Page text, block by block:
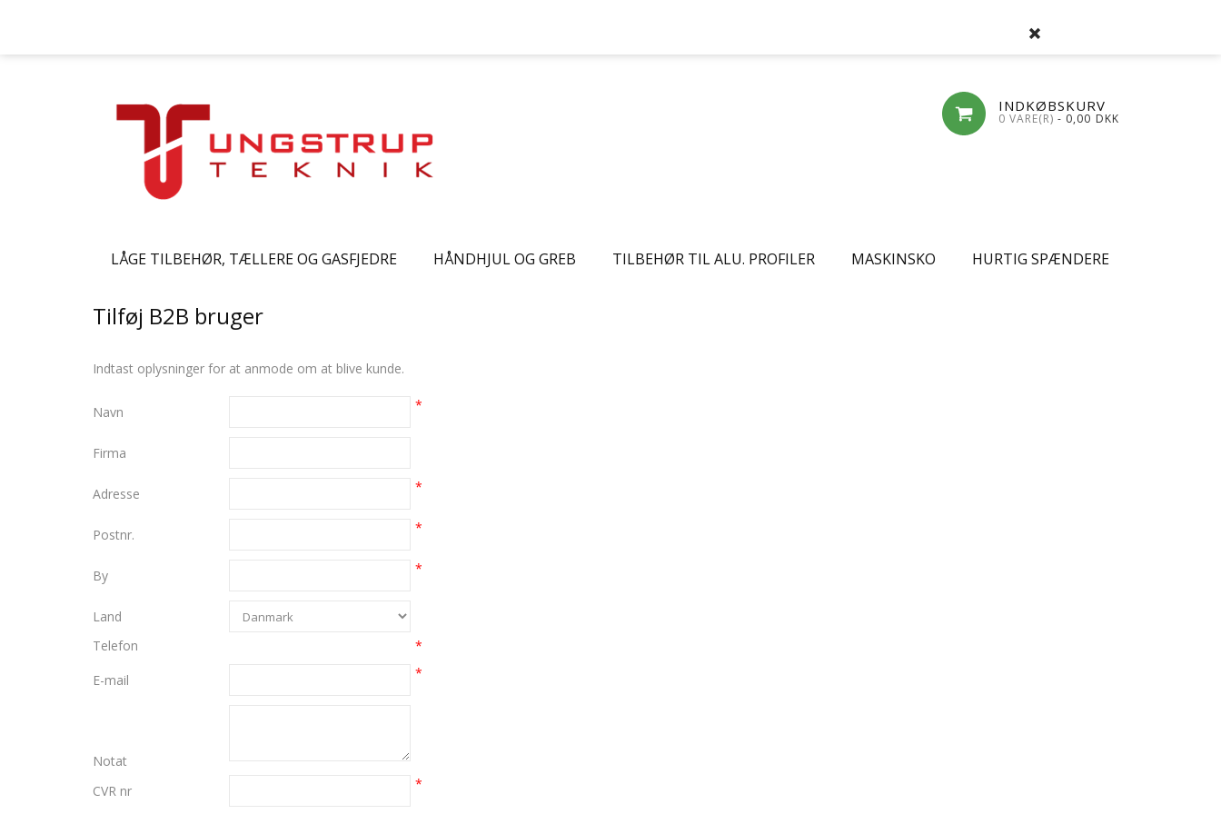
INDKØBSKURV
0 VARE(R) - 0,00 DKK
LÅGE TILBEHØR, TÆLLERE OG GASFJEDRE HÅNDHJUL OG GREB TILBEHØR TIL ALU. PROFILER MASKINSKO HURTIG SPÆNDERE
Tilføj B2B bruger
Indtast oplysninger for at anmode om at blive kunde.
Navn *
Firma
Adresse *
Postnr. *
By *
Land
Telefon
*
E-mail
*
Notat
CVR nr
*